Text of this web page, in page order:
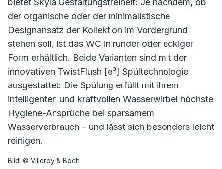
bietet Skyla Gestaltungsfreiheit: Je nachdem, ob
der organische oder der minimalistische
Designansatz der Kollektion im Vordergrund
stehen soll, ist das WC in runder oder eckiger
Form erhältlich. Beide Varianten sind mit der
innovativen TwistFlush [e³] Spültechnologie
ausgestattet: Die Spülung erfüllt mit ihrem
intelligenten und kraftvollen Wasserwirbel höchste
Hygiene-Ansprüche bei sparsamem
Wasserverbrauch – und lässt sich besonders leicht
reinigen.
Bild: © Villeroy & Boch